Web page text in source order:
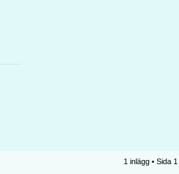
1 inlägg • Sida 1